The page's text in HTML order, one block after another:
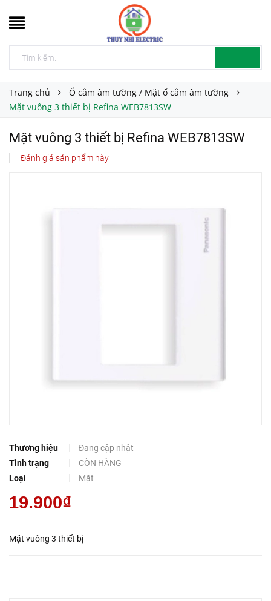
Trang chủ
Ổ cắm âm tường / Mặt ổ cắm âm tường
Mặt vuông 3 thiết bị Refina WEB7813SW
Mặt vuông 3 thiết bị Refina WEB7813SW
Đánh giá sản phẩm này
Thương hiệu
Đang cập nhật
Tình trạng
CÒN HÀNG
Loại
Mặt
19.900₫
Mặt vuông 3 thiết bị